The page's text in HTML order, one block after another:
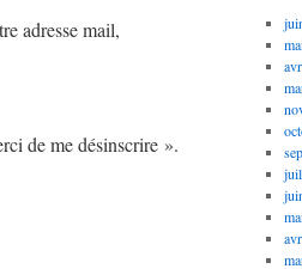
adresse mail,
de me désinscrire ».